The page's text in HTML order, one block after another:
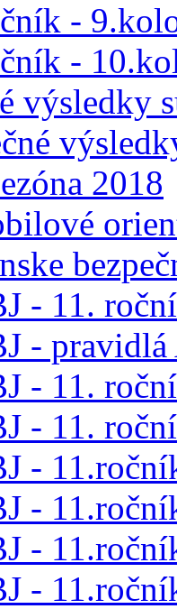
-
-
výsledky
2018
- 11.
- pravidlá
- 11.
- 11.
-
-
-
-